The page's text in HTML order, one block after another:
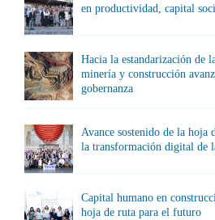
en productividad, capital
Hacia la estandarización de
minería y construcción
gobernanza
Avance sostenido de la hoja
la transformación digital de
Capital humano en
hoja de ruta para el futuro